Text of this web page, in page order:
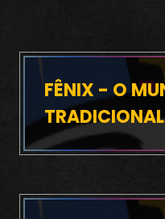
FÊNIX - O
TRADICIONAL